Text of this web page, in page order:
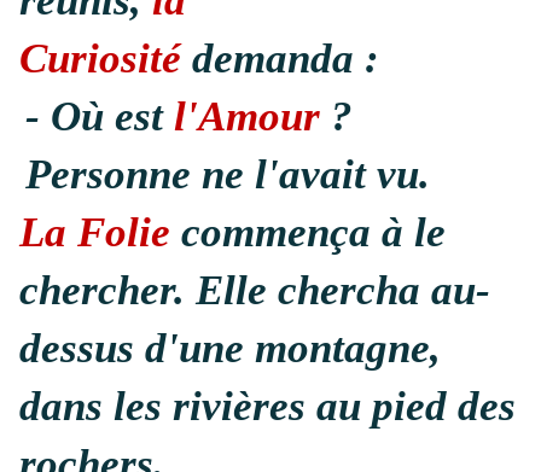
Curiosité demanda :
- Où est l'Amour ?
Personne ne l'avait vu.
La Folie commença à le
chercher. Elle chercha au-
dessus d'une montagne,
dans les rivières au pied des